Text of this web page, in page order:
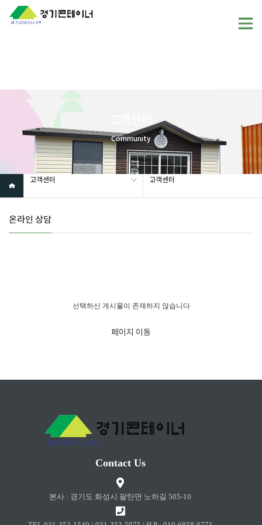
Warning: mysql_fetch_array(): supplied argument is not a valid
MySQL result resource in
/home/gunggictr/gungboard/view.php
Community
고객센터 고객센터
온라인 상담
선택하신 게시물이 존재하지 않습니다
페이지 이동
Contact Us
본사 : 경기도 화성시 팔탄면 노하길 505-10